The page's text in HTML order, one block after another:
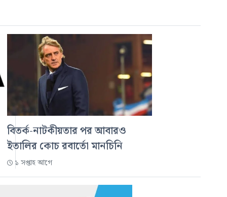
বিতর্ক-নাটকীয়তার পর আবারও
ইতালির কোচ রবার্তো মানচিনি
১ সপ্তাহ আগে